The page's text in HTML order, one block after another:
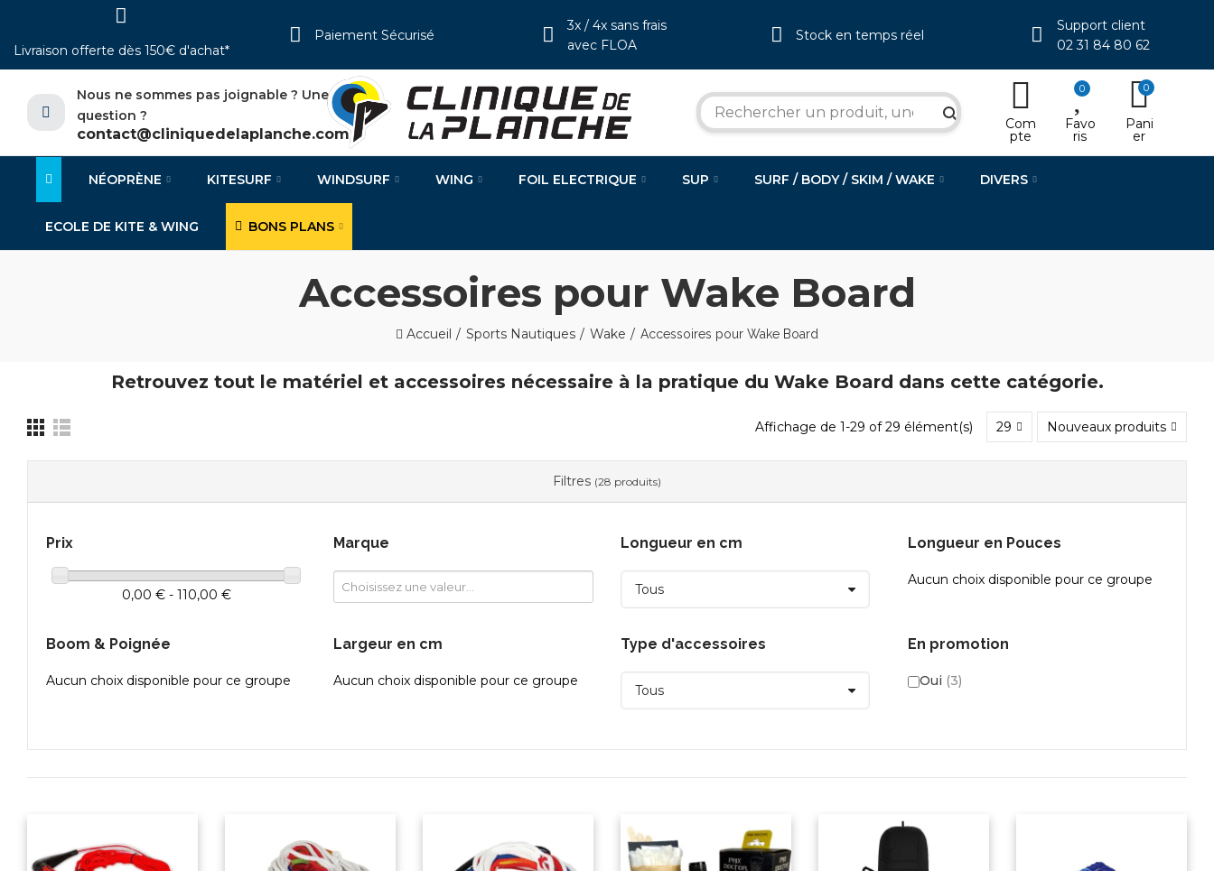
Livraison offerte dès 150€ d'achat*
Paiement Sécurisé
3x / 4x sans frais
avec FLOA
Stock en temps réel
Support client
02 31 84 80 62
Nous ne sommes pas joignable ? Une
question ?
contact@cliniquedelaplanche.com
search Com
pte
0
Favo
ris
0
Pani
er
NÉOPRÈNE KITESURF WINDSURF WING FOIL ELECTRIQUE SUP SURF / BODY / SKIM / WAKE DIVERS
ECOLE DE KITE & WING BONS PLANS
Accessoires pour Wake Board
Accueil Sports Nautiques Wake Accessoires pour Wake Board
Retrouvez tout le matériel et accessoires nécessaire à la pratique du Wake Board dans cette catégorie.
Affichage de 1-29 of 29 élément(s) 29 Nouveaux produits
Filtres (28 produits)
Prix
0,00 € - 110,00 €
Marque Longueur en cm Longueur en Pouces
Aucun choix disponible pour ce groupe
Boom & Poignée
Aucun choix disponible pour ce groupe
Largeur en cm
Aucun choix disponible pour ce groupe
Type d'accessoires En promotion
Oui (3)